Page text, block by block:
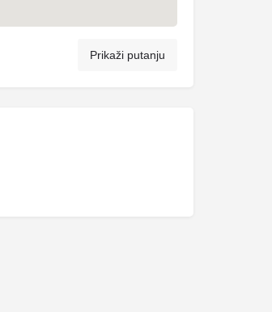
Prikaži putanju